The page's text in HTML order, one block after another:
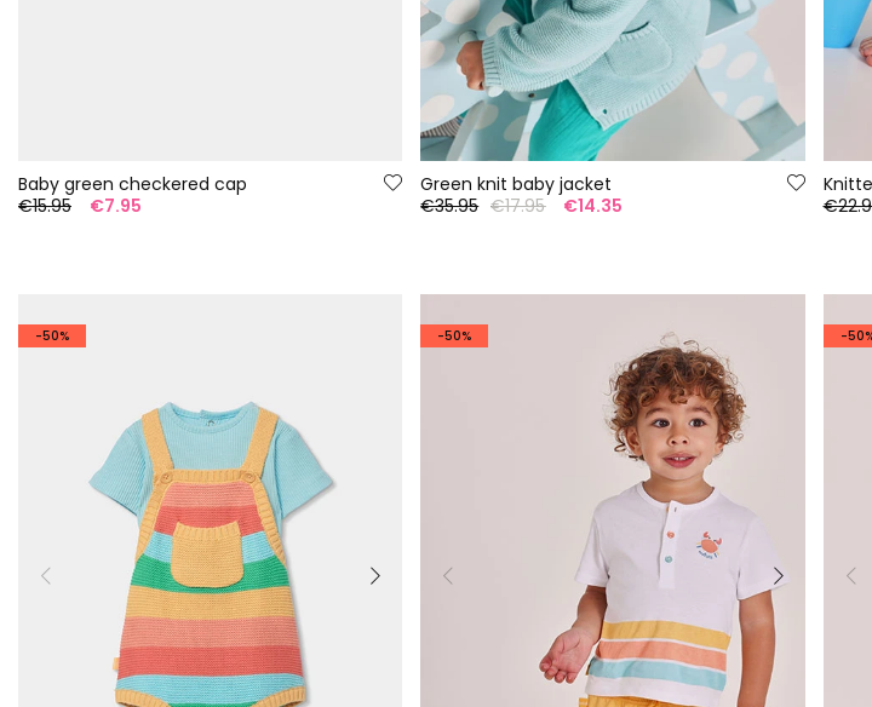
Baby green checkered cap
€15.95
€7.95
Green knit baby jacket
€35.95 €17.95 €14.35
-50% -50% -